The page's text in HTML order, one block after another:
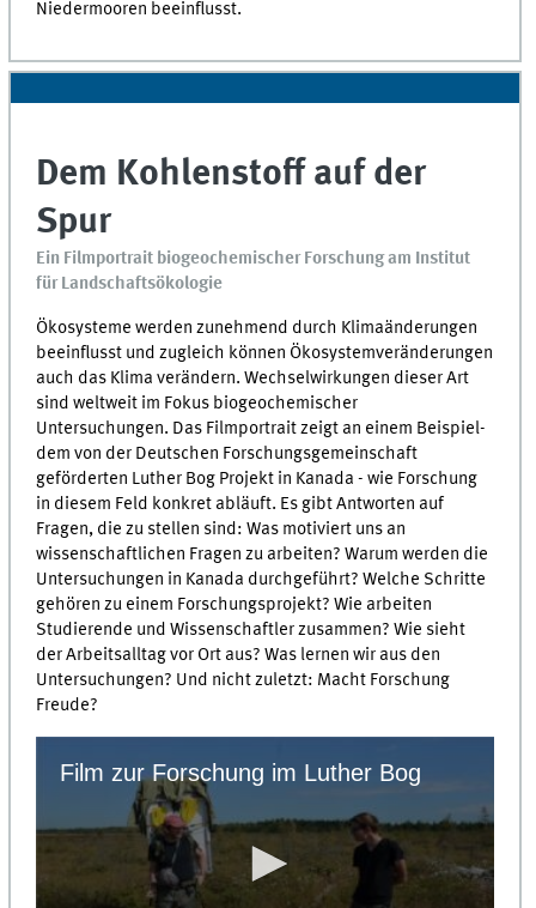
Niedermooren beeinflusst.
Dem Kohlenstoff auf der
Spur
Ein Filmportrait biogeochemischer Forschung am Institut
für Landschaftsökologie
Ökosysteme werden zunehmend durch Klimaänderungen
beeinflusst und zugleich können Ökosystemveränderungen
auch das Klima verändern. Wechselwirkungen dieser Art
sind weltweit im Fokus biogeochemischer
Untersuchungen. Das Filmportrait zeigt an einem Beispiel-
dem von der Deutschen Forschungsgemeinschaft
geförderten Luther Bog Projekt in Kanada - wie Forschung
in diesem Feld konkret abläuft. Es gibt Antworten auf
Fragen, die zu stellen sind: Was motiviert uns an
wissenschaftlichen Fragen zu arbeiten? Warum werden die
Untersuchungen in Kanada durchgeführt? Welche Schritte
gehören zu einem Forschungsprojekt? Wie arbeiten
Studierende und Wissenschaftler zusammen? Wie sieht
der Arbeitsalltag vor Ort aus? Was lernen wir aus den
Untersuchungen? Und nicht zuletzt: Macht Forschung
Freude?
Film zur Forschung im Luther Bog